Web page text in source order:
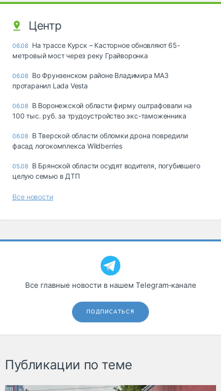
Центр
06.08 На трассе Курск – Касторное обновляют 65-
метровый мост через реку Грайворонка
06.08 Во Фрунзенском районе Владимира МАЗ
протаранил Lada Vesta
06.08 В Воронежской области фирму оштрафовали на
100 тыс. руб. за трудоустройство экс-таможенника
06.08 В Тверской области обломки дрона повредили
фасад логокомплекса Wildberries
05.08 В Брянской области осудят водителя, погубившего
целую семью в ДТП
Все новости
Все главные новости в нашем Telegram‑канале
ПОДПИСАТЬСЯ
Публикации по теме